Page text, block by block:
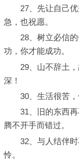
27、先让自己优
急，也祝愿。
28、树立必信的
功，你才能成功。
29、山不辞土，
深！
30、生活很苦，
31、旧的东西再
腾不开手而错过。
32、与人结伴时
怜。